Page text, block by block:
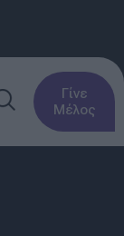
Γίνε
Μέλος